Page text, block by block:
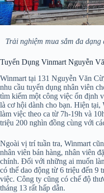
Trải nghiệm mua sắm đa
Tuyển Dụng Vinmart Nguyễn
Winmart tại 131 Nguyễn Văn
nhu cầu tuyển dụng nhân viên
tìm kiếm một công việc ổn định
là cơ hội dành cho bạn. Hiện tại,
làm việc theo ca từ 7h-19h và
triệu 200 nghìn đồng cùng với
Ngoài vị trí tuần tra, Winmart
nhân viên bán hàng, nhân viên
chính. Đối với những ai muốn
có thể dao động từ 6 triệu đến 9
việc. Công ty cũng có chế độ
tháng 13 rất hấp dẫn.